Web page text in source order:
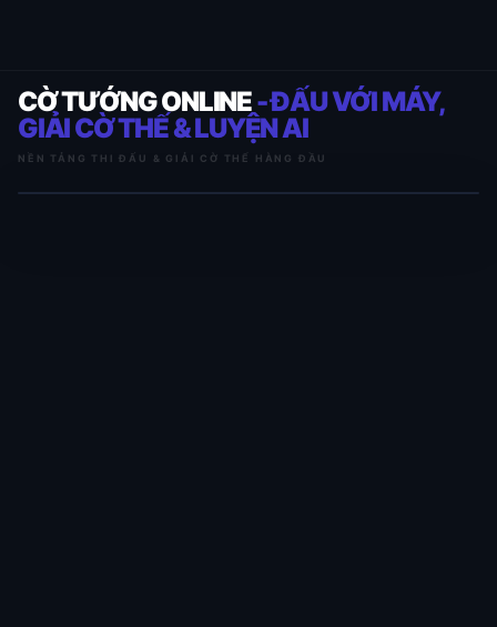
CỜ TƯỚNG ONLINE- ĐẤU VỚI MÁY,
GIẢI CỜ THẾ & LUYỆN AI
NỀN TẢNG THI ĐẤU & GIẢI CỜ THẾ HÀNG ĐẦU